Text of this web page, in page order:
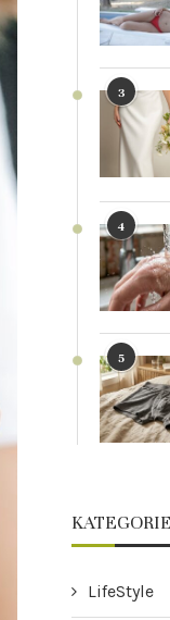
3
4
5
KATEGORIE
LifeStyle